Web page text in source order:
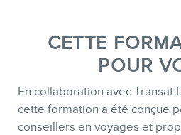
CETTE
POUR
En collaboration avec Transat
cette formation a été conçue
conseillers en voyages et